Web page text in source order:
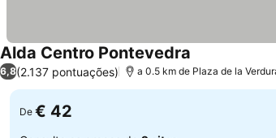
Alda Centro Pontevedra
6,8(2.137 pontuações) a 0.5 km de Plaza de la
De € 42